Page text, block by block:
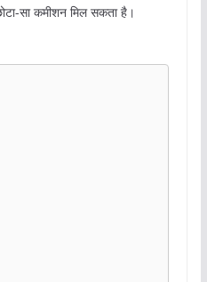
सा कमीशन मिल सकता है।